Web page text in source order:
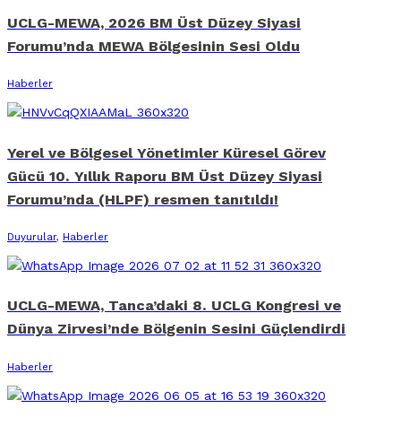
UCLG-MEWA, 2026 BM Üst Düzey Siyasi
Forumu’nda MEWA Bölgesinin Sesi Oldu
Haberler
Yerel ve Bölgesel Yönetimler Küresel Görev
Gücü 10. Yıllık Raporu BM Üst Düzey Siyasi
Forumu’nda (HLPF) resmen tanıtıldı!
Duyurular, Haberler
UCLG-MEWA, Tanca’daki 8. UCLG Kongresi ve
Dünya Zirvesi’nde Bölgenin Sesini Güçlendirdi
Haberler